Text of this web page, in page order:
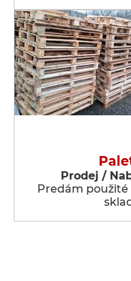
Prodej /
Predám použité